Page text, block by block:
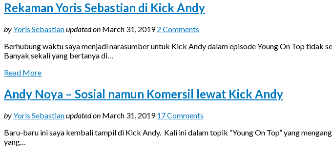
Rekaman Yoris Sebastian di Kick Andy
byYoris Sebastianupdated on March 31, 2019 2 Comments
Berhubung waktu saya menjadi narasumber untuk Kick Andy dalam episode Young On Top
Banyak sekali yang bertanya di…
Read More
Andy Noya – Sosial namun Komersil lewat Kick Andy
byYoris Sebastianupdated on March 31, 2019 17 Comments
Baru-baru ini saya kembali tampil di Kick Andy. Kali ini dalam topik “Young On Top” yang
yang…